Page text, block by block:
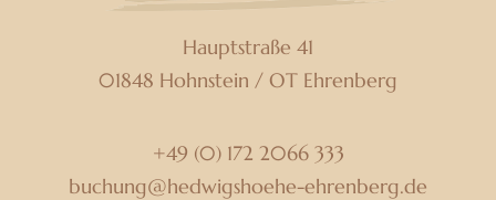
Hauptstraße 41
01848 Hohnstein / OT Ehrenberg
+49 (0) 172 2066 333
buchung­@­hedwigshoehe-ehrenberg.de